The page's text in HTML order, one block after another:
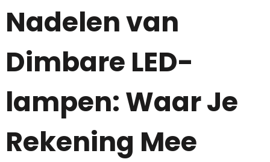
Nadelen van
Dimbare LED-
lampen: Waar Je
Rekening Mee